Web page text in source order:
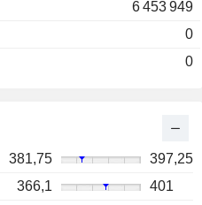
6 453 949
0
0
381,75
397,25
366,1
401